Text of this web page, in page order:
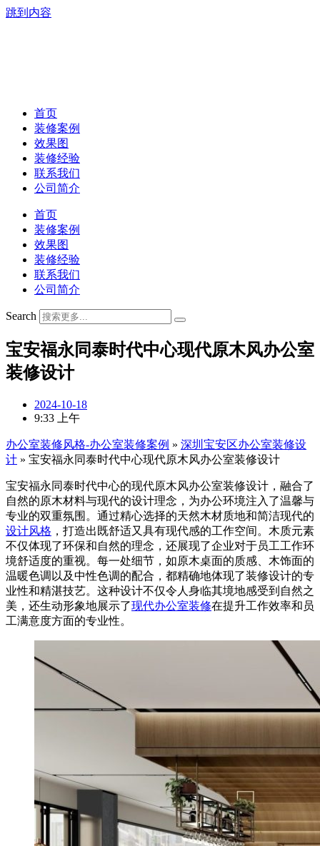
跳到内容
首页
装修案例
效果图
装修经验
联系我们
公司简介
首页
装修案例
效果图
装修经验
联系我们
公司简介
Search
宝安福永同泰时代中心现代原木风办公室
装修设计
2024-10-18
9:33 上午
办公室装修风格-办公室装修案例 » 深圳宝安区办公室装修设
计 » 宝安福永同泰时代中心现代原木风办公室装修设计
宝安福永同泰时代中心的现代原木风办公室装修设计，融合了
自然的原木材料与现代的设计理念，为办公环境注入了温馨与
专业的双重氛围。通过精心选择的天然木材质地和简洁现代的
设计风格 ，打造出既舒适又具有现代感的工作空间。木质元素
不仅体现了环保和自然的理念，还展现了企业对于员工工作环
境舒适度的重视。每一处细节，如原木桌面的质感、木饰面的
温暖色调以及中性色调的配合，都精确地体现了装修设计的专
业性和精湛技艺。这种设计不仅令人身临其境地感受到自然之
美，还生动形象地展示了现代办公室装修在提升工作效率和员
工满意度方面的专业性。